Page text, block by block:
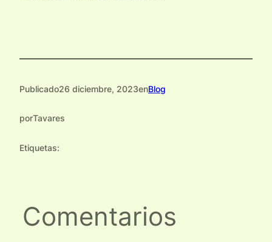
Publicado26 diciembre, 2023enBlog
porTavares
Etiquetas:
Comentarios